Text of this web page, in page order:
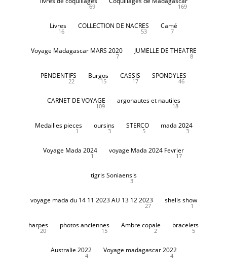
69 169
Livres
16
COLLECTION DE NACRES
53
Camé
7
Voyage Madagascar MARS 2020
7
JUMELLE DE THEATRE
8
PENDENTIFS
22
Burgos
15
CASSIS
17
SPONDYLES
46
CARNET DE VOYAGE
109
argonautes et nautiles
18
Medailles pieces
1
oursins
3
STERCO
5
mada 2024
3
Voyage Mada 2024
1
voyage Mada 2024 Fevrier
17
tigris Soniaensis
3
voyage mada du 14 11 2023 AU 13 12 2023
27
shells show
1
harpes
20
photos anciennes
15
Ambre copale
2
bracelets
5
Australie 2022
4
Voyage madagascar 2022
4